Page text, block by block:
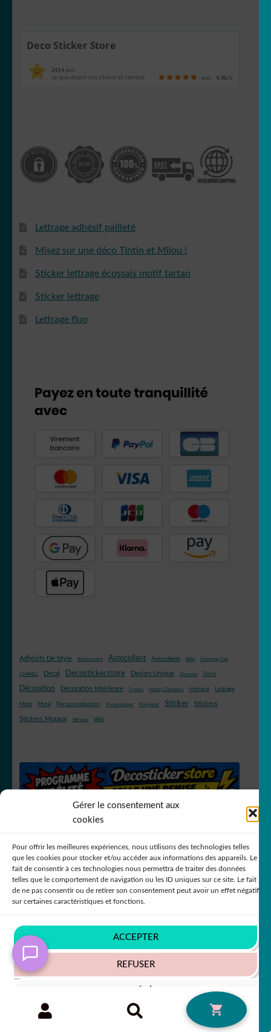
Gérer le consentement aux
cookies
Pour offrir les meilleures expériences, nous utilisons des technologies telles
que les cookies pour stocker et/ou accéder aux informations des appareils. Le
fait de consentir à ces technologies nous permettra de traiter des données
telles que le comportement de navigation ou les ID uniques sur ce site. Le fait
de ne pas consentir ou de retirer son consentement peut avoir un effet négatif
sur certaines caractéristiques et fonctions.
ACCEPTER
REFUSER
Politique de confidentialité
Deco Sticker Store
2434avis
ce que disent nos clients et clientes avis 4.96/5
Lettrage adhésif pailleté
Misez sur une déco Tintin et Milou !
Sticker lettrage écossais motif tartan
Sticker lettrage
Lettrage fluo
Adhésifs De Style Anniversaire Autocollant Autocollants Bike Camping-Car
CHANEL Decal Decostickerstore Design Unique Douceur Déco
Décoration Décoration Intérieure France Harley Davidson Intérieur Lettrage
Moto Mural Personnalisation Personnaliser Polyester Sticker Stickers
Stickers Muraux Versace Vélo
RCS Bergerac SIREN 751
Recherche
RECHERCHE